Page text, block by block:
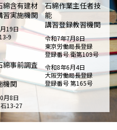
綿含有建材
習実施機関
19日
9
綿事前調査
機関
月8日
13-27
石綿作業主任者技
能
講習登録教習機関
令和7年7月8日
東京労働局長登録
登録番号 衛第109号
令和8年6月4日
大阪労働局長登録
登録番号 第165号